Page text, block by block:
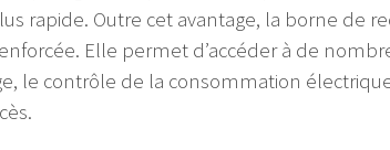
rapide. Outre cet avantage, la borne de
Elle permet d’accéder à de
le contrôle de la consommation